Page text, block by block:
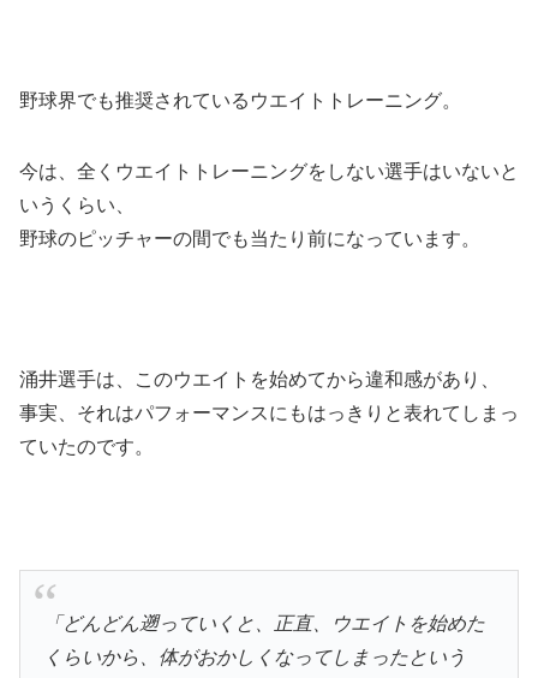
野球界でも推奨されているウエイトトレーニング。
今は、全くウエイトトレーニングをしない選手はいないと
いうくらい、
野球のピッチャーの間でも当たり前になっています。
涌井選手は、このウエイトを始めてから違和感があり、
事実、それはパフォーマンスにもはっきりと表れてしまっ
ていたのです。
「どんどん遡っていくと、正直、ウエイトを始めた
くらいから、体がおかしくなってしまったという